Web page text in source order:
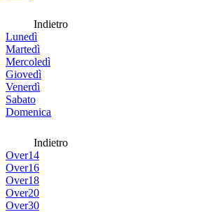
Indietro
Lunedì
Martedì
Mercoledì
Giovedì
Venerdì
Sabato
Domenica
Indietro
Over14
Over16
Over18
Over20
Over30